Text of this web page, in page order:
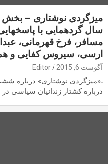
میزگردی نوشتاری –
سال گردهمایی با
مسافر، فرخ قهرمانی،
ارسی، سیروس کفایی و
آگوست 6, 2015 Editor
ـ«میزگردی نوشتاری» درباره
درباره کشتار زندانیان سیاسی